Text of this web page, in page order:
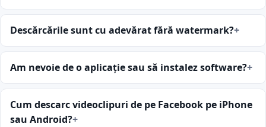
Descărcările sunt cu adevărat fără watermark?
Am nevoie de o aplicație sau să instalez software?
Cum descarc videoclipuri de pe Facebook pe iPhone
sau Android?